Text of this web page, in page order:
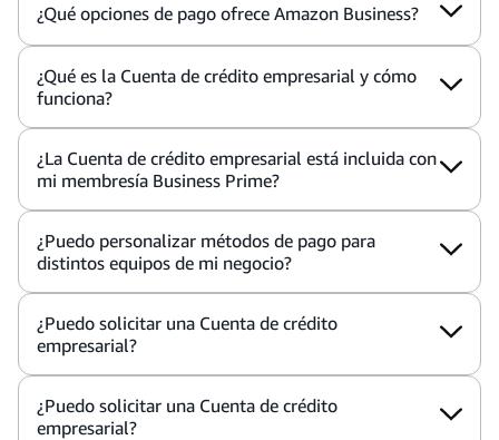
¿Qué opciones de pago ofrece Amazon Business?
¿Qué es la Cuenta de crédito empresarial y cómo
funciona?
¿La Cuenta de crédito empresarial está incluida con
mi membresía Business Prime?
¿Puedo personalizar métodos de pago para
distintos equipos de mi negocio?
¿Puedo solicitar una Cuenta de crédito
empresarial?
¿Puedo solicitar una Cuenta de crédito
empresarial?